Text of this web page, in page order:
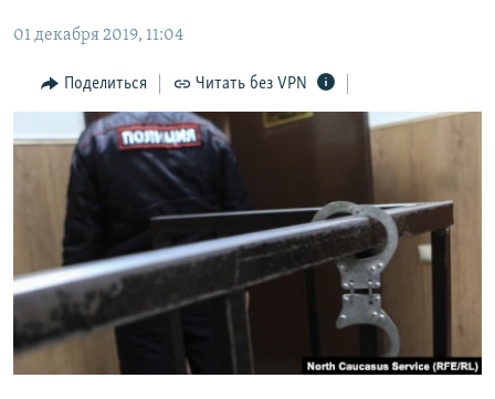
главной
навигации
Вернутся
поиску
11 ЛЕТ ОККУПАЦИИ КРЫМА. 11 ИСТОРИЙ СОПРОТИВЛЕНИЯ
ЕЩЕ
ИНТЕРАКТИВ
ИНФОГРАФИКА
ТЕЛЕПРОЕКТ КРЫМ.РЕАЛИИ
СОВЕТЫ ПРАВОЗАЩИТНИКОВ
ПРОПАВШИЕ БЕЗ ВЕСТИ
ПОБЕДИТЕЛЕЙ НЕ СУДЯТ?
КРЫМ.НЕПОКОРЕННЫЙ
РАДІО СВОБОДА
КАК ОБОЙТИ БЛОКИРОВКУ
Українською
Qırımtatar
ПРИСОЕДИНЯЙТЕСЬ!
01 декабря 2019, 11:04
Поделиться Читать без VPN